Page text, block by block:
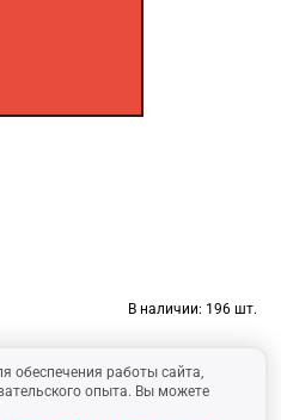
обеспечения работы сайта,
опыта. Вы можете
В наличии: 196 шт.